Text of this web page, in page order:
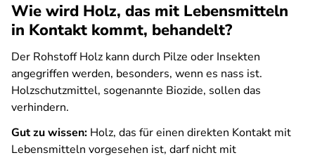
Wie wird Holz, das mit Lebensmitteln
in Kontakt kommt, behandelt?
Der Rohstoff Holz kann durch Pilze oder Insekten
angegriffen werden, besonders, wenn es nass ist.
Holzschutzmittel, sogenannte Biozide, sollen das
verhindern.
Gut zu wissen: Holz, das für einen direkten Kontakt mit
Lebensmitteln vorgesehen ist, darf nicht mit